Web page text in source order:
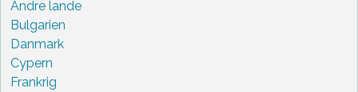
Andre lande
Bulgarien
Danmark
Cypern
Frankrig